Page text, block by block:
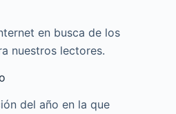
en busca de los
nuestros lectores.
del año en la que